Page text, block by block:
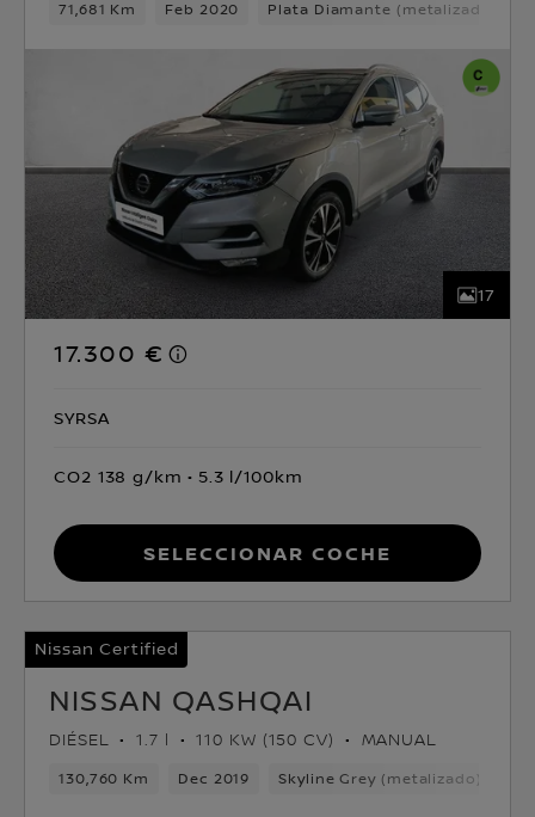
71,681 Km Feb 2020 Plata Diamante (metalizado)
17
17.300 €
SYRSA
CO2 138 g/km 5.3 l/100km
Seleccionar coche
Nissan Certified
NISSAN QASHQAI
DIÉSEL 1.7 l 110 KW (150 CV) MANUAL
130,760 Km Dec 2019 Skyline Grey (metalizado)